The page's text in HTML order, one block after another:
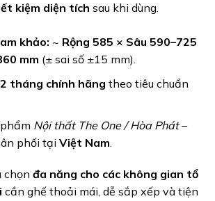
kiệm diện tích sau khi dùng.
khảo: ~ Rộng 585 × Sâu 590–725
mm (± sai số ±15 mm).
tháng chính hãng theo tiêu chuẩn
Nội thất The One / Hòa Phát–
phối tại Việt Nam
chọnđa năng cho các không gian tổ
cần ghế thoải mái, dễ sắp xếp và tiện